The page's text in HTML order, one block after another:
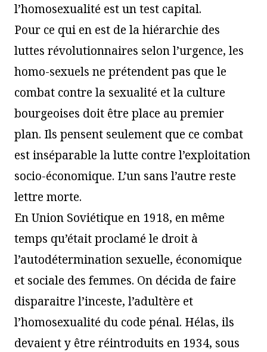
l’homosexualité est un test capital.
Pour ce qui en est de la hiérarchie des
luttes révolutionnaires selon l’urgence, les
homo-sexuels ne prétendent pas que le
combat contre la sexualité et la culture
bourgeoises doit être place au premier
plan. Ils pensent seulement que ce combat
est inséparable la lutte contre l’exploitation
socio-économique. L’un sans l’autre reste
lettre morte.
En Union Soviétique en 1918, en même
temps qu’était proclamé le droit à
l’autodétermination sexuelle, économique
et sociale des femmes. On décida de faire
disparaitre l’inceste, l’adultère et
l’homosexualité du code pénal. Hélas, ils
devaient y être réintroduits en 1934, sous